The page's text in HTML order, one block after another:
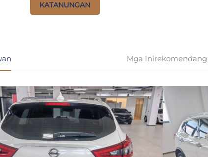
KATANUNGAN
Mga